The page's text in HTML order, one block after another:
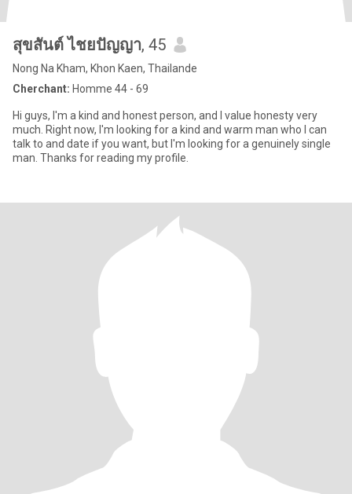
สุขสันต์ ไชยปัญญา, 45
Nong Na Kham, Khon Kaen, Thailande
Cherchant: Homme 44 - 69
Hi guys, I'm a kind and honest person, and I value honesty very
much. Right now, I'm looking for a kind and warm man who I can
talk to and date if you want, but I'm looking for a genuinely single
man. Thanks for reading my profile.